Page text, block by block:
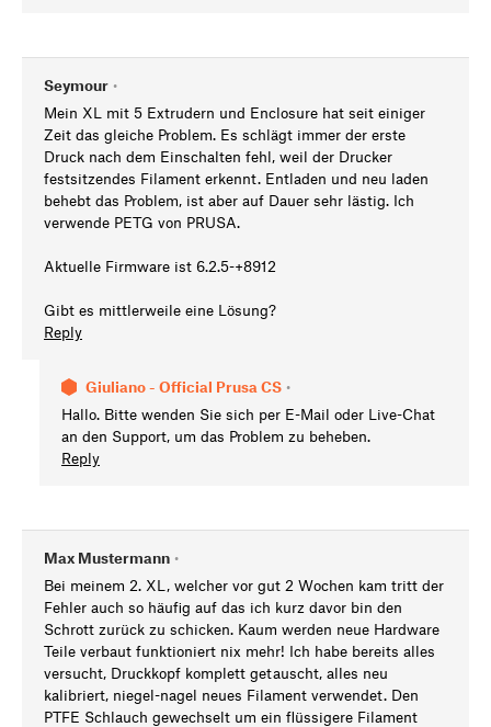
Seymour •
Mein XL mit 5 Extrudern und Enclosure hat seit einiger
Zeit das gleiche Problem. Es schlägt immer der erste
Druck nach dem Einschalten fehl, weil der Drucker
festsitzendes Filament erkennt. Entladen und neu laden
behebt das Problem, ist aber auf Dauer sehr lästig. Ich
verwende PETG von PRUSA.
Aktuelle Firmware ist 6.2.5-+8912
Gibt es mittlerweile eine Lösung?
Reply
Giuliano - Official Prusa CS •
Hallo. Bitte wenden Sie sich per E-Mail oder Live-Chat
an den Support, um das Problem zu beheben.
Reply
Max Mustermann •
Bei meinem 2. XL, welcher vor gut 2 Wochen kam tritt der
Fehler auch so häufig auf das ich kurz davor bin den
Schrott zurück zu schicken. Kaum werden neue Hardware
Teile verbaut funktioniert nix mehr! Ich habe bereits alles
versucht, Druckkopf komplett getauscht, alles neu
kalibriert, niegel-nagel neues Filament verwendet. Den
PTFE Schlauch gewechselt um ein flüssigere Filament